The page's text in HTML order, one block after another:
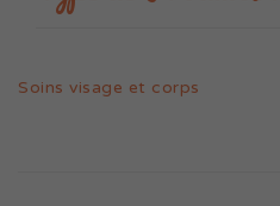
Soins visage et corps